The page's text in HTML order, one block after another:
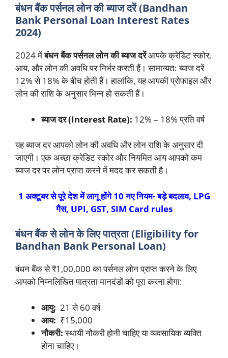
बंधन बैंक पर्सनल लोन की ब्याज दरें (Bandhan
Bank Personal Loan Interest Rates
2024)
2024 मेंबंधन बैंक पर्सनल लोन की ब्याज दरेंआपके क्रेडिट स्कोर,
आय, और लोन की अवधि पर निर्भर करती हैं। सामान्यत: ब्याज दरें
12% से 18% के बीच होती हैं। हालांकि, यह आपकी प्रोफाइल और
लोन की राशि के अनुसार भिन्न हो सकती हैं।
ब्याज दर (Interest Rate): 12% – 18% प्रति वर्ष
यह ब्याज दर आपको लोन की अवधि और लोन राशि के अनुसार दी
जाएगी। एक अच्छा क्रेडिट स्कोर और नियमित आय आपको कम
ब्याज दर पर लोन प्राप्त करने में मदद कर सकती है।
1 अक्टूबर से पूरे देश में लागू होंगे 10 नए नियम- बड़े बदलाव, LPG
गैस, UPI, GST, SIM Card rules
बंधन बैंक से लोन के लिए पात्रता (Eligibility for
Bandhan Bank Personal Loan)
बंधन बैंक से ₹1,00,000 का पर्सनल लोन प्राप्त करने के लिए
आपको निम्नलिखित पात्रता मानदंडों को पूरा करना होगा:
आयु: 21 से 60 वर्ष
आय: ₹15,000
नौकरी:स्थायी नौकरी होनी चाहिए या व्यवसायिक व्यक्ति
होना चाहिए।